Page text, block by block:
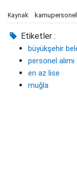
Kaynak:
Etiketler :
büyükşehir
personel alımı
en az lise
muğla